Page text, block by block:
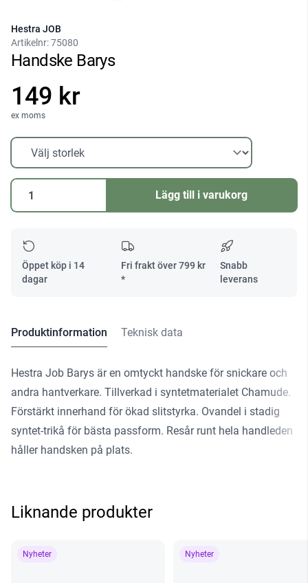
Hestra JOB
Artikelnr:75080
Handske Barys
149 kr
ex moms
Handske
Barys
Lägg till i varukorg
Öppet köp i 14
dagar
Fri frakt över799 kr
*
Snabb
leverans
Produktinformation Teknisk data
Hestra Job Barys är en omtyckt handske för snickare och
andra hantverkare. Tillverkad i syntetmaterialet Chamude.
Förstärkt innerhand för ökad slitstyrka. Ovandel i stadig
syntet-trikå för bästa passform. Resår runt hela handleden
håller handsken på plats.
Liknande produkter
Nyheter Nyheter